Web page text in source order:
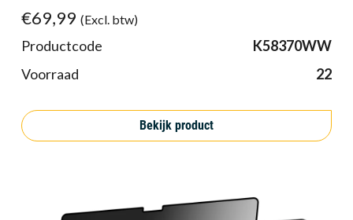
€69,99 (Excl. btw)
Productcode
K58370WW
Voorraad
22
Bekijk product